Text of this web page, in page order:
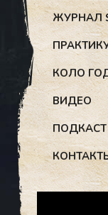
ЖУРНАЛ
КОЛО
ВИДЕО
ПОДКАСТ